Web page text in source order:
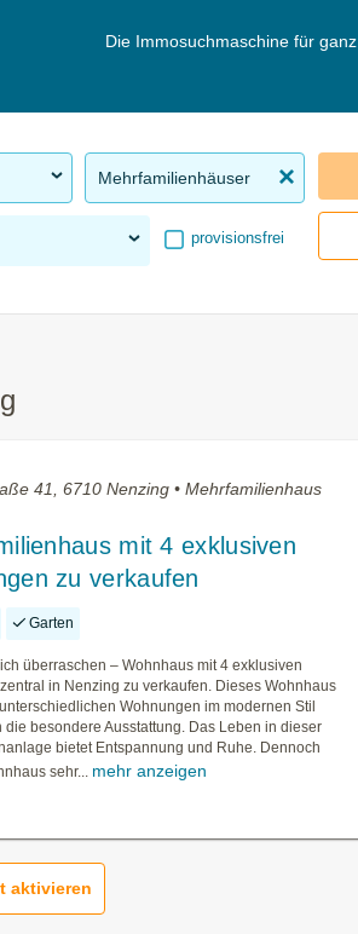
Die Immosuchmaschine für ganz
Mehrfamilienhäuser
provisionsfrei
41, 6710 Nenzing • Mehrfamilienhaus
mit 4 exklusiven
zu verkaufen
Garten
überraschen – Wohnhaus mit 4 exklusiven
in Nenzing zu verkaufen. Dieses Wohnhaus
Wohnungen im modernen Stil
die besondere Ausstattung. Das Leben in dieser
bietet Entspannung und Ruhe. Dennoch
sehr... mehr anzeigen
aktivieren